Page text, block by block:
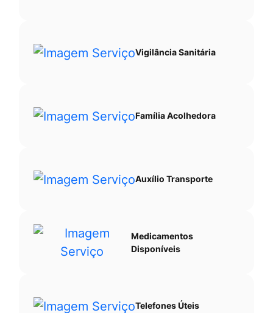
Vigilância Sanitária
Família Acolhedora
Auxílio Transporte
Medicamentos
Disponíveis
Telefones Úteis